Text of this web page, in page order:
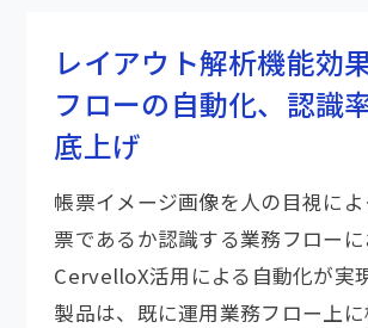
レイアウト解析機能効
フローの自動化、認識
底上げ
帳票イメージ画像を人の目視に
票であるか認識する業務フローに
CervelloX活用による自動化が実
製品は、既に運用業務フロー上